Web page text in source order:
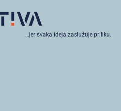
…jer svaka ideja zaslužuje priliku.